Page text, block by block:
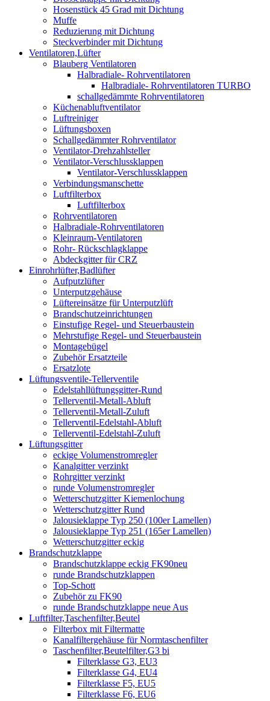
Hosenstück 45 Grad mit Dichtung
Muffe
Reduzierung mit Dichtung
Steckverbinder mit Dichtung
Ventilatoren,Lüfter
Blauberg Ventilatoren
Halbradiale- Rohrventilatoren
Halbradiale- Rohrventilatoren TURBO
schallgedämmte Rohrventilatoren
Küchenabluftventilator
Luftreiniger
Lüftungsboxen
Schallgedämmter Rohrventilator
Ventilator-Drehzahlsteller
Ventilator-Verschlussklappen
Ventilator-Verschlussklappen
Verbindungsmanschette
Luftfilterbox
Luftfilterbox
Rohrventilatoren
Halbradiale-Rohrventilatoren
Kleinraum-Ventilatoren
Rohr- Rückschlagklappe
Abdeckgitter für CRZ
Einrohrlüfter,Badlüfter
Aufputzlüfter
Unterputzgehäuse
Lüftereinsätze für Unterputzlüft
Brandschutzeinrichtungen
Einstufige Regel- und Steuerbaustein
Mehrstufige Regel- und Steuerbaustein
Montagebügel
Zubehör Ersatzteile
Ersatzlote
Lüftungsventile-Tellerventile
Edelstahllüftungsgitter-Rund
Tellerventil-Metall-Abluft
Tellerventil-Metall-Zuluft
Tellerventil-Edelstahl-Abluft
Tellerventil-Edelstahl-Zuluft
Lüftungsgitter
eckige Volumenstromregler
Kanalgitter verzinkt
Rohrgitter verzinkt
runde Volumenstromregler
Wetterschutzgitter Kiemenlochung
Wetterschutzgitter Rund
Jalousieklappe Typ 250 (100er Lamellen)
Jalousieklappe Typ 251 (165er Lamellen)
Wetterschutzgitter eckig
Brandschutzklappe
Brandschutzklappe eckig FK90neu
runde Brandschutzklappen
Top-Schott
Zubehör zu FK90
runde Brandschutzklappe neue Aus
Luftfilter,Taschenfilter,Beutel
Filterbox mit Filtermatte
Kanalfiltergehäuse für Normtaschenfilter
Taschenfilter,Beutelfilter,G3 bi
Filterklasse G3, EU3
Filterklasse G4, EU4
Filterklasse F5, EU5
Filterklasse F6, EU6